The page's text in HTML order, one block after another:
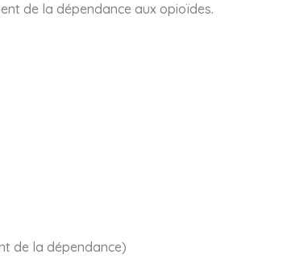
de la dépendance aux opioïdes.
de la dépendance)